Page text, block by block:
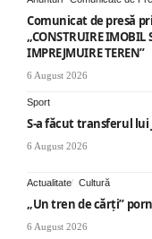
Comunicat de presă
„CONSTRUIRE IMOBIL
IMPREJMUIRE TEREN”
6 August 2026
Sport
S-a făcut transferul lui
6 August 2026
Actualitate Cultură
„Un tren de cărți”
6 August 2026